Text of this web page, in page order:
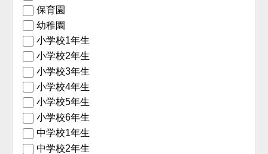
保育園
幼稚園
小学校1年生
小学校2年生
小学校3年生
小学校4年生
小学校5年生
小学校6年生
中学校1年生
中学校2年生